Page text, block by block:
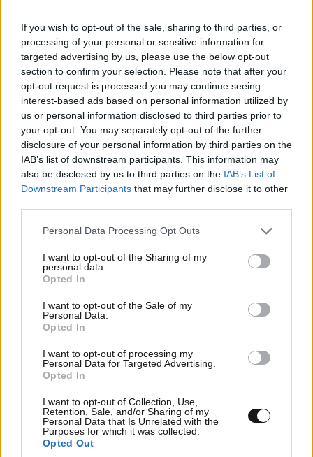
If you wish to opt-out of the sale, sharing to third parties, or
processing of your personal or sensitive information for
targeted advertising by us, please use the below opt-out
section to confirm your selection. Please note that after your
opt-out request is processed you may continue seeing
interest-based ads based on personal information utilized by
us or personal information disclosed to third parties prior to
your opt-out. You may separately opt-out of the further
disclosure of your personal information by third parties on the
IAB’s list of downstream participants. This information may
also be disclosed by us to third parties on the IAB’s List of
Downstream Participants that may further disclose it to other
Please note that this website/app uses one or more Google
not limited to your visit or usage behaviour. You may click to
grant or deny consent to Google and its third-party tags to
use your data for below specified purposes in below Google
consent section.
Personal Data Processing Opt Outs
I want to opt-out of the Sharing of my
personal data.
Opted In
I want to opt-out of the Sale of my
Personal Data.
Opted In
I want to opt-out of processing my
Personal Data for Targeted Advertising.
Opted In
I want to opt-out of Collection, Use,
Retention, Sale, and/or Sharing of my
Personal Data that Is Unrelated with the
Purposes for which it was collected.
Opted Out